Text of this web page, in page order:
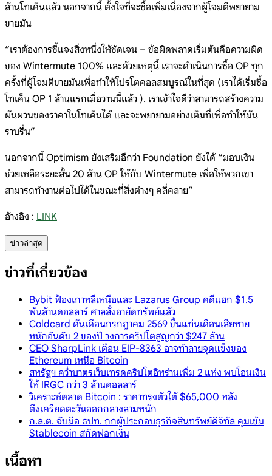
ล้านโทเค็นแล้ว นอกจากนี้ ตั้งใจที่จะซื้อเพิ่มเนื่องจากผู้โจมตีพยายาม
ขายมัน
“เราต้องการชี้แจงสิ่งหนึ่งให้ชัดเจน – ข้อผิดพลาดเริ่มต้นคือความผิด
ของ Wintermute 100% และด้วยเหตุนี้ เราจะดำเนินการซื้อ OP ทุก
ครั้งที่ผู้โจมตีขายมันเพื่อทำให้โปรโตคอลสมบูรณ์ในที่สุด (เราได้เริ่มซื้อ
โทเค็น OP 1 ล้านแรกเมื่อวานนี้แล้ว ). เราเข้าใจดีว่าสามารถสร้างความ
ผันผวนของราคาในโทเค็นได้ และจะพยายามอย่างเต็มที่เพื่อทำให้มัน
ราบรื่น”
นอกจากนี้ Optimism ยังเสริมอีกว่า Foundation ยังได้ “มอบเงิน
ช่วยเหลือระยะสั้น 20 ล้าน OP ให้กับ Wintermute เพื่อให้พวกเขา
สามารถทำงานต่อไปได้ในขณะที่สิ่งต่างๆ คลี่คลาย”
อ้างอิง : LINK
ข่าวล่าสุด
ข่าวที่เกี่ยวข้อง
Bybit ฟ้องเกาหลีเหนือและ Lazarus Group คดีแฮก $1.5
พันล้านดอลลาร์ ศาลสั่งอายัดทรัพย์แล้ว
Coldcard ดันเดือนกรกฎาคม 2569 ขึ้นแท่นเดือนเสียหาย
หนักอันดับ 2 ของปี วงการคริปโตสูญกว่า $247 ล้าน
CEO SharpLink เตือน EIP-8363 อาจทำลายจุดแข็งของ
Ethereum เหนือ Bitcoin
สหรัฐฯ คว่ำบาตรเว็บเทรดคริปโตอิหร่านเพิ่ม 2 แห่ง พบโอนเงิน
ให้ IRGC กว่า 3 ล้านดอลลาร์
วิเคราะห์ตลาด Bitcoin : ราคาทรงตัวใต้ $65,000 หลัง
ตึงเครียดตะวันออกกลางลามหนัก
ก.ล.ต. จับมือ ธปท. ถกผู้ประกอบธุรกิจสินทรัพย์ดิจิทัล คุมเข้ม
Stablecoin สกัดฟอกเงิน
เนื้อหา